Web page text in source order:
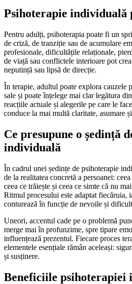
Psihoterapie individuală
Pentru adulți, psihoterapia poate fi un
de criză, de tranziție sau de acumulare
profesionale, dificultățile relaționale,
de viață sau conflictele interioare pot
neputință sau lipsă de direcție.
În terapie, adultul poate explora cauzele
sale și poate înțelege mai clar legătura
reacțiile actuale și alegerile pe care le
conduce la mai multă claritate, asumare
Ce presupune o ședință
individuală
În cadrul unei ședințe de psihoterapie
de la realitatea concretă a persoanei:
ceea ce trăiește și ceea ce simte că nu
Ritmul procesului este adaptat fiecăruia,
conturează în funcție de nevoile și
Uneori, accentul cade pe o problemă
merge mai în profunzime, spre tipare
influențează prezentul. Fiecare proces
elementele esențiale rămân aceleași:
și susținere.
Beneficiile psihoterapiei